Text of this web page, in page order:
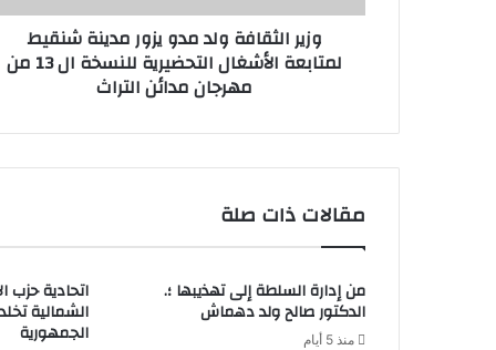
وزير الثقافة ولد مدو يزور مدينة شنقيط
لمتابعة الأشغال التحضيرية للنسخة ال 13 من
مهرجان مدائن التراث
مقالات ذات صلة
من إدارة السلطة إلى تهذيبها ؛.
الدكتور صالح ولد دهماش
منذ 5 أيام
اتحادية حزب
الشمالية
الجمهورية